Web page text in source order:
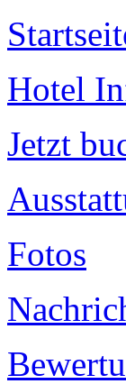
Hotel
Jetzt
Fotos